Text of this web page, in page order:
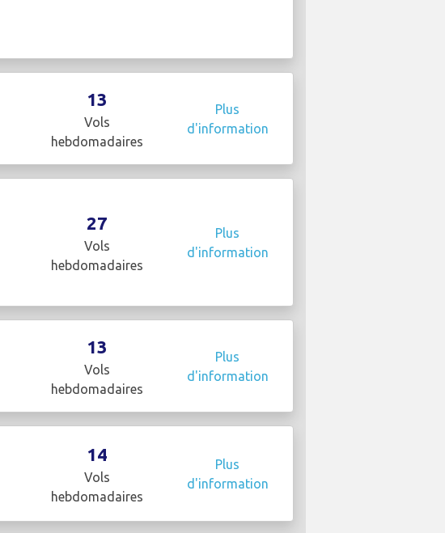
13
Vols
hebdomadaires
Plus
d'information
27
Vols
hebdomadaires
Plus
d'information
13
Vols
hebdomadaires
Plus
d'information
14
Vols
hebdomadaires
Plus
d'information